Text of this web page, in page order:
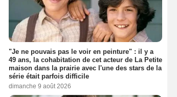
"Je ne pouvais pas le voir en peinture" : il y a
49 ans, la cohabitation de cet acteur de La Petite
maison dans la prairie avec l'une des stars de la
série était parfois difficile
dimanche 9 août 2026